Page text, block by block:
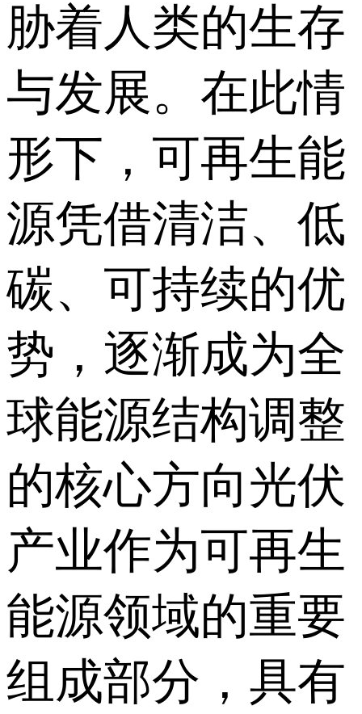
胁着人类的生存
与发展。在此情
形下，可再生能
源凭借清洁、低
碳、可持续的优
势，逐渐成为全
球能源结构调整
的核心方向光伏
产业作为可再生
能源领域的重要
组成部分，具有